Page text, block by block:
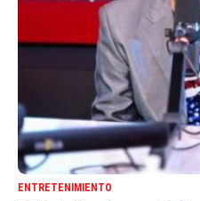
ENTRETENIMIENTO